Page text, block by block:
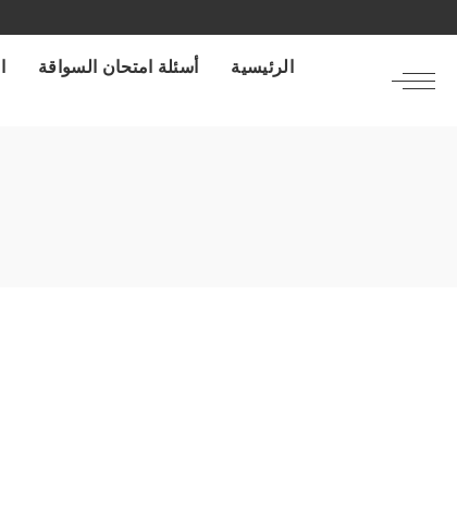
الرئيسية أسئلة امتحان السواقة